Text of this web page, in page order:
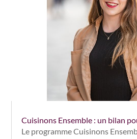
Cuisinons Ensemble : un bilan
Le programme Cuisinons